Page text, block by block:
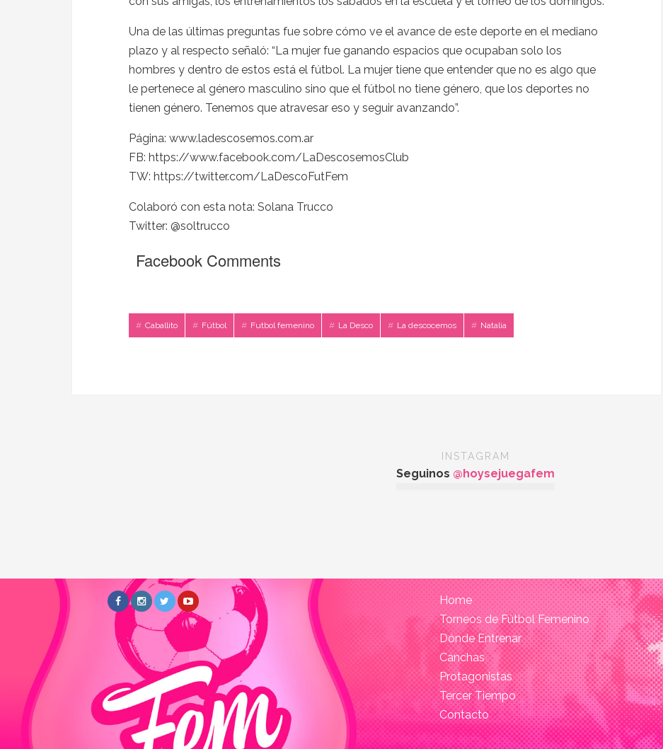
Una de las últimas preguntas fue sobre cómo ve el avance de este deporte en el mediano
plazo y al respecto señaló: “La mujer fue ganando espacios que ocupaban solo los
hombres y dentro de estos está el fútbol. La mujer tiene que entender que no es algo que
le pertenece al género masculino sino que el fútbol no tiene género, que los deportes no
tienen género. Tenemos que atravesar eso y seguir avanzando”.
Página: www.ladescosemos.com.ar
FB: https://www.facebook.com/LaDescosemosClub
TW: https://twitter.com/LaDescoFutFem
Colaboró con esta nota: Solana Trucco
Twitter: @soltrucco
Facebook Comments
Caballito Fútbol Futbol femenino La Desco La descocemos Natalia
INSTAGRAM
Seguinos @hoysejuegafem
Home
Torneos de Fútbol Femenino
Dónde Entrenar
Canchas
Protagonistas
Tercer Tiempo
Contacto